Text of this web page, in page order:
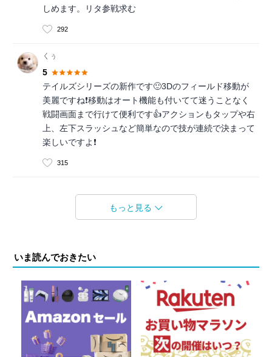
しめます。リタ参戦求む
292
くぅ
5
テイルズシリーズの新作です🙂3Dのフィールド移動が
美麗ですね❗️移動はオート機能も付いてて迷うことなく
戦闘画面まで行けて便利です👍アクションもタップや右
上、左下スラッシュなど簡単なので技が連続で決まって
楽しいですよ❗️
315
もっと見る
いま読んでおきたい